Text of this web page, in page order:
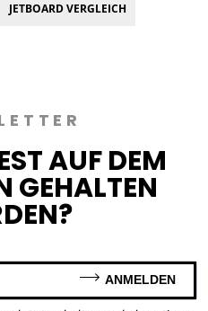
JETBOARD VERGLEICH
AUF DEM
GEHALTEN
ANMELDEN